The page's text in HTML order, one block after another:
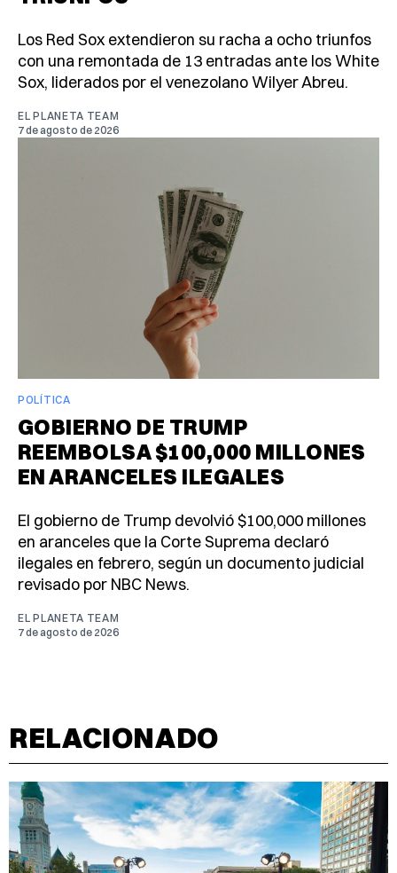
Los Red Sox extendieron su racha a ocho triunfos
con una remontada de 13 entradas ante los White
Sox, liderados por el venezolano Wilyer Abreu.
EL PLANETA TEAM
7 de agosto de 2026
POLÍTICA
GOBIERNO DE TRUMP
REEMBOLSA $100,000 MILLONES
EN ARANCELES ILEGALES
El gobierno de Trump devolvió $100,000 millones
en aranceles que la Corte Suprema declaró
ilegales en febrero, según un documento judicial
revisado por NBC News.
EL PLANETA TEAM
7 de agosto de 2026
RELACIONADO